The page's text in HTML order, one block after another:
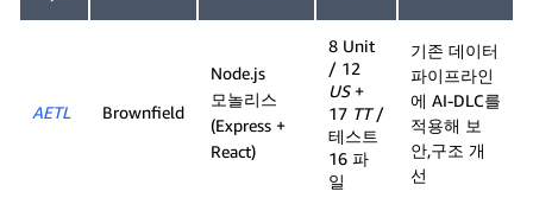
AETL Brownfield
Node.js
모놀리스
(Express +
React)
8 Unit
/ 12
US+
17 TT/
테스트
16 파
일
기존 데이터
파이프라인
에 AI-DLC를
적용해 보
안,구조 개
선